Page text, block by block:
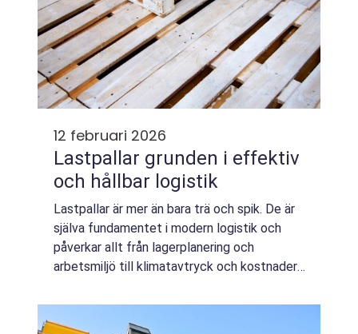
12 februari 2026
Lastpallar grunden i effektiv
och hållbar logistik
Lastpallar är mer än bara trä och spik. De är
själva fundamentet i modern logistik och
påverkar allt från lagerplanering och
arbetsmiljö till klimatavtryck och kostnader.
leverantör kan de både effektivis...